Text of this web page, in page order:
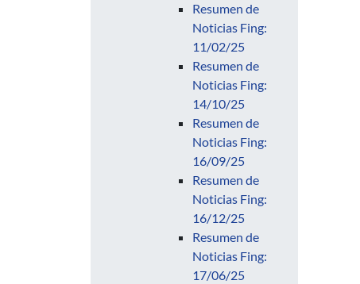
Resumen de
Noticias Fing:
11/02/25
Resumen de
Noticias Fing:
14/10/25
Resumen de
Noticias Fing:
16/09/25
Resumen de
Noticias Fing:
16/12/25
Resumen de
Noticias Fing:
17/06/25